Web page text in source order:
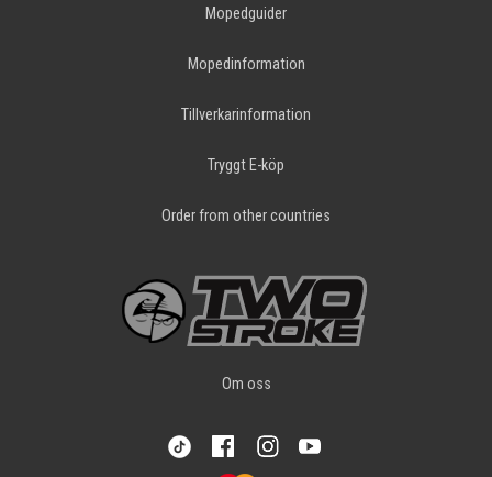
Mopedguider
Mopedinformation
Tillverkarinformation
Tryggt E-köp
Order from other countries
Om oss